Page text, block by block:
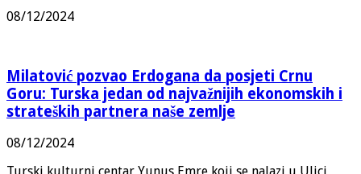
08/12/2024
Milatović pozvao Erdogana da posjeti Crnu
Goru: Turska jedan od najvažnijih ekonomskih i
strateških partnera naše zemlje
08/12/2024